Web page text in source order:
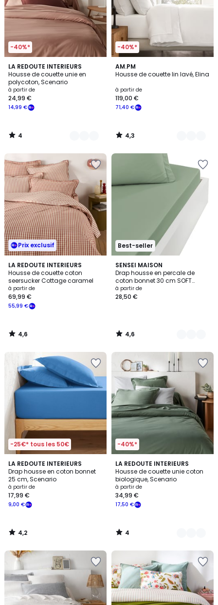
-40%*
LA REDOUTE INTERIEURS
Housse de couette unie en
polycoton, Scenario
à partir de
14,99 €
24,99 €
4
/
5
17
Couleurs
4
/
-40%*
AM.PM
Housse de couette lin lavé, Elina
à partir de
71,40 €
119,00 €
4,3
/ 5
25
Couleurs
4,3
/
Prix exclusif
LA REDOUTE INTERIEURS
Housse de couette coton
seersucker Cottage caramel
à partir de
55,99 €
69,99 €
4,6
/ 5
4,6
/
Best-seller
SENSEI MAISON
Drap housse en percale de
coton bonnet 30 cm SOFT
PERCALE
à partir de
28,50 €
4,6
/ 5
25
Couleurs
4,6
/
-25€* tous les 50€
LA REDOUTE INTERIEURS
Drap housse en coton bonnet
25 cm, Scenario
à partir de
9,00 €
17,99 €
4,2
/ 5
4,2
/
-40%*
LA REDOUTE INTERIEURS
Housse de couette unie coton
biologique, Scenario
à partir de
17,50 €
34,99 €
4
/
5
10
Couleurs
4
/